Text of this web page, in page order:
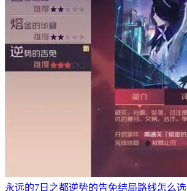
永远的7日之都逆势的告免结局路线怎么选